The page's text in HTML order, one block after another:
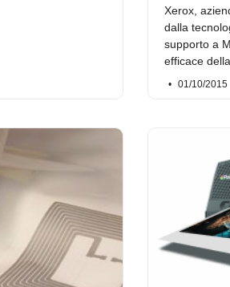
Xerox,
dalla
supporto a
efficace della
01/10/2015